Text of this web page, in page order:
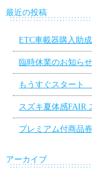
最近の投稿
ETC車載器購入助
臨時休業のお知ら
もうすぐスタート
スズキ夏体感FAIR
プレミアム付商品
アーカイブ